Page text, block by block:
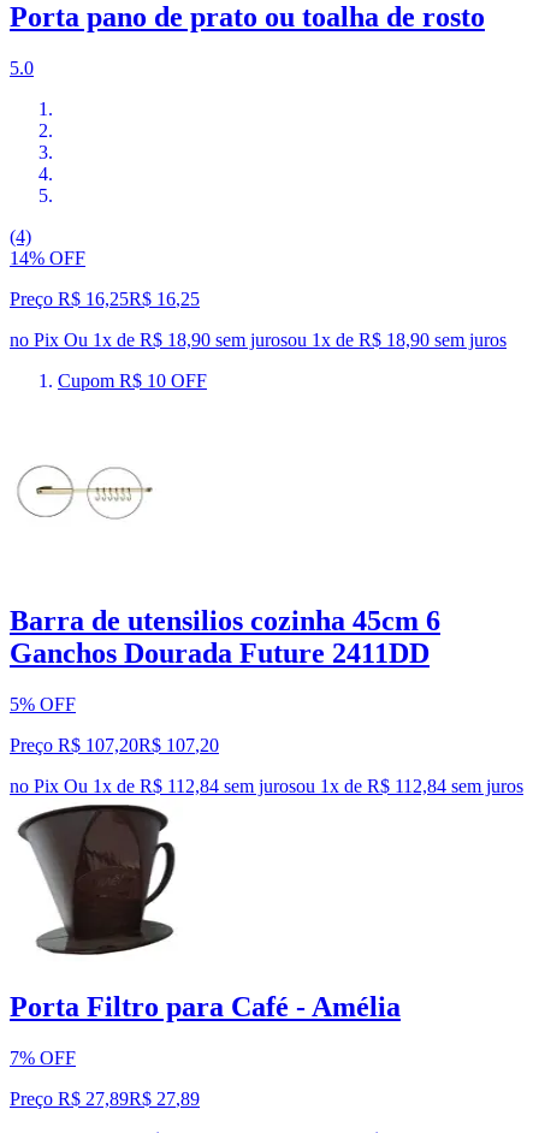
Porta pano de prato ou toalha de rosto
5.0
(4)
14% OFF
Preço R$ 16,25R$ 16,25
no Pix Ou 1x de R$ 18,90 sem jurosou 1x de R$ 18,90 sem juros
Cupom R$ 10 OFF
Barra de utensilios cozinha 45cm 6
Ganchos Dourada Future 2411DD
5% OFF
Preço R$ 107,20R$ 107,20
no Pix Ou 1x de R$ 112,84 sem jurosou 1x de R$ 112,84 sem juros
Porta Filtro para Café - Amélia
7% OFF
Preço R$ 27,89R$ 27,89